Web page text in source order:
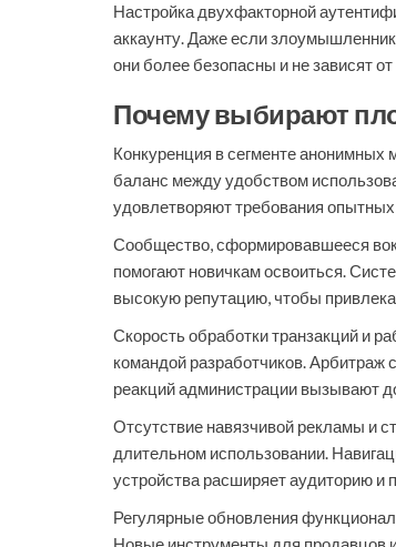
Настройка двухфакторной
аккаунту. Даже если
они более безопасны и не зависят от
Почему выбирают
Конкуренция в сегменте
баланс между удобством
удовлетворяют требования
Сообщество, сформировавшееся
помогают новичкам освоиться.
высокую репутацию, чтобы
Скорость обработки транзакций и
командой разработчиков. Арбитраж
реакций администрации вызывают
Отсутствие навязчивой рекламы и
длительном использовании.
устройства расширяет аудиторию и
Регулярные обновления